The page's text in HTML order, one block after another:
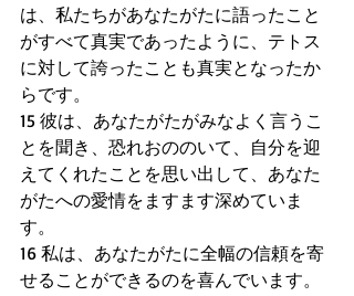
は、私たちがあなたがたに語ったこと
がすべて真実であったように、テトス
に対して誇ったことも真実となったか
らです。
15 彼は、あなたがたがみなよく言うこ
とを聞き、恐れおののいて、自分を迎
えてくれたことを思い出して、あなた
がたへの愛情をますます深めていま
す。
16 私は、あなたがたに全幅の信頼を寄
せることができるのを喜んでいます。